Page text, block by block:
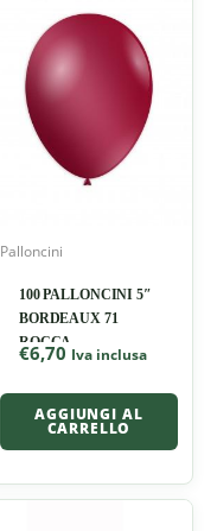
Palloncini
100 PALLONCINI 5″
BORDEAUX 71
ROCCA
€6,70 Iva inclusa
AGGIUNGI AL
CARRELLO